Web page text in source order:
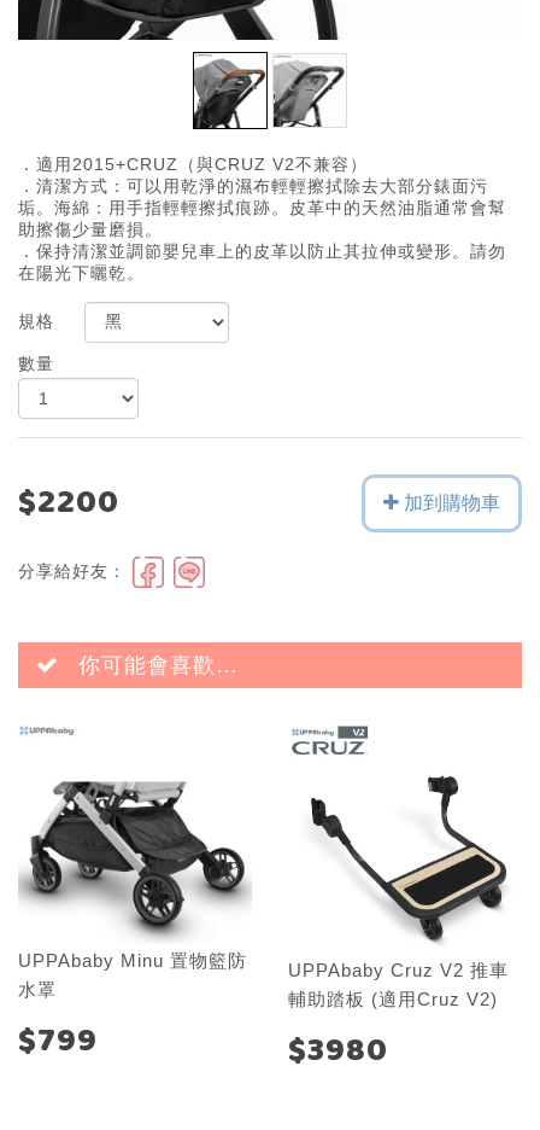
．適用2015+CRUZ（與CRUZ V2不兼容）
．清潔方式：可以用乾淨的濕布輕輕擦拭除去大部分錶面污
垢。海綿：用手指輕輕擦拭痕跡。皮革中的天然油脂通常會幫
助擦傷少量磨損。
．保持清潔並調節嬰兒車上的皮革以防止其拉伸或變形。請勿
在陽光下曬乾。
規格
數量
$2200 加到購物車
分享給好友：
你可能會喜歡…
UPPAbaby Minu 置物籃防
水罩
$799
UPPAbaby Cruz V2 推車
輔助踏板 (適用Cruz V2)
$3980